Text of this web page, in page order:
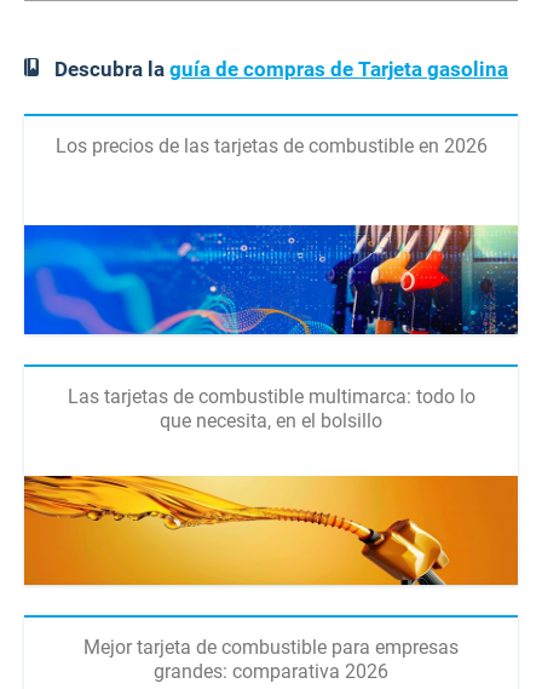
Descubra laguía de compras de Tarjeta gasolina
Los precios de las tarjetas de combustible en 2026
Las tarjetas de combustible multimarca: todo lo
que necesita, en el bolsillo
Mejor tarjeta de combustible para empresas
grandes: comparativa 2026